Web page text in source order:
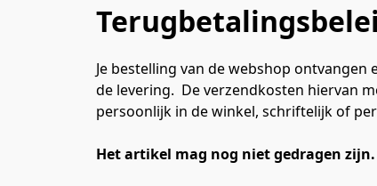
Je bestelling van de webshop
de levering.  De verzendkosten hiervan
persoonlijk in de winkel, schriftelijk of
Het artikel mag nog niet gedragen